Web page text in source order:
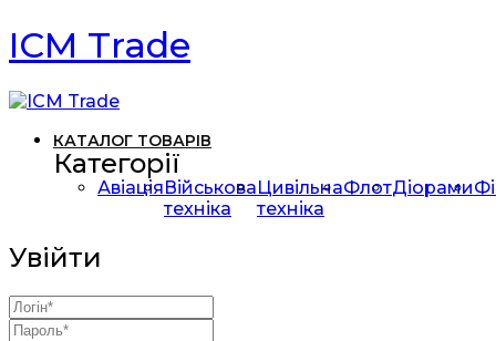
ICM Trade
КАТАЛОГ ТОВАРІВ
Категорії
АвіаціяВійськова
техніка
Цивільна
техніка
ФлотДіорами
Увійти